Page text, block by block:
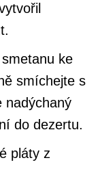
ke
smíchejte s
nadýchaný
do dezertu.
pláty z